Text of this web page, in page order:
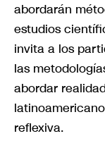
abordarán
estudios
invita a los
las
abordar
reflexiva.